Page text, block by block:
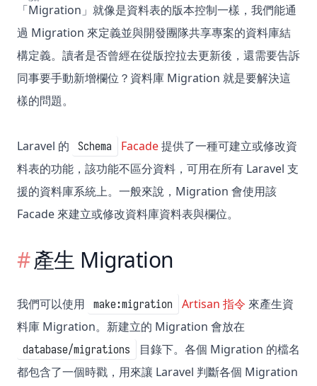
「Migration 」就像是資料表的版本控制一樣，我們能通
過 Migration 來定義並與開發團隊共享專案的資料庫結
構定義。讀者是否曾經在從版控拉去更新後，還需要告訴
同事要手動新增欄位？資料庫 Migration 就是要解決這
樣的問題。
Laravel 的 Schema Facade提供了一種可建立或修改資
料表的功能，該功能不區分資料，可用在所有 Laravel 支
援的資料庫系統上。一般來說，Migration 會使用該
Facade 來建立或修改資料庫資料表與欄位。
產生 Migration
我們可以使用 make:migration Artisan 指令 來產生資
料庫 Migration。新建立的 Migration 會放在
database/migrations
目錄下。各個 Migration 的檔名
都包含了一個時戳，用來讓 Laravel 判斷各個 Migration